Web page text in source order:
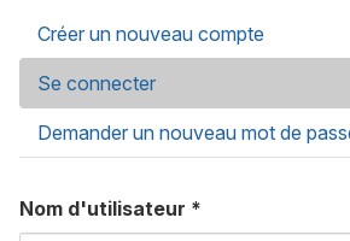
Onglets
Créer un nouveau compte
Se connecter
Demander un nouveau mot de
Nom d'utilisateur *